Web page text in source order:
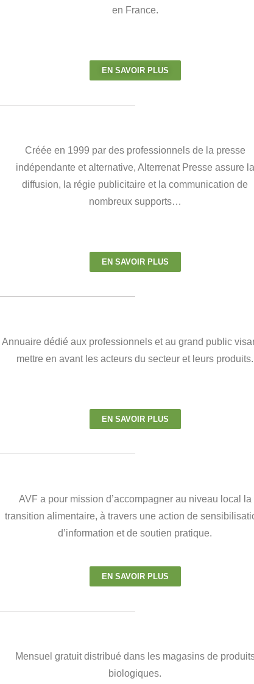
en France.
EN SAVOIR PLUS
Créée en 1999 par des professionnels de la presse
indépendante et alternative, Alterrenat Presse assure la
diffusion, la régie publicitaire et la communication de
nombreux supports…
EN SAVOIR PLUS
Annuaire dédié aux professionnels et au grand public
mettre en avant les acteurs du secteur et leurs produits.
EN SAVOIR PLUS
AVF a pour mission d’accompagner au niveau local la
transition alimentaire, à travers une action de
d’information et de soutien pratique.
EN SAVOIR PLUS
Mensuel gratuit distribué dans les magasins de
biologiques.